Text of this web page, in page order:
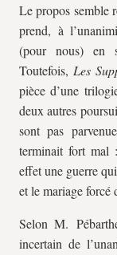
Le propos semble
prend, à
(pour nous) en
Toutefois, Les
pièce d’une
deux autres
sont pas
terminait fort mal
effet une guerre
et le mariage forcé
Selon M.
incertain de